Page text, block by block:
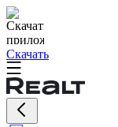
Скачать